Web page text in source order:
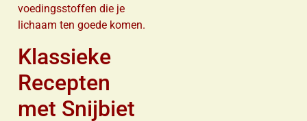
voedingsstoffen die je
lichaam ten goede komen.
Klassieke
Recepten
met Snijbiet